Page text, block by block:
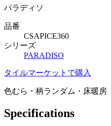
パラディソ
品番
CSAPICE360
シリーズ
PARADISO
タイルマーケットで購入
色むら・柄ランダム・床暖房
Specifications